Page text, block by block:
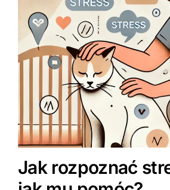
Jak rozpoznać